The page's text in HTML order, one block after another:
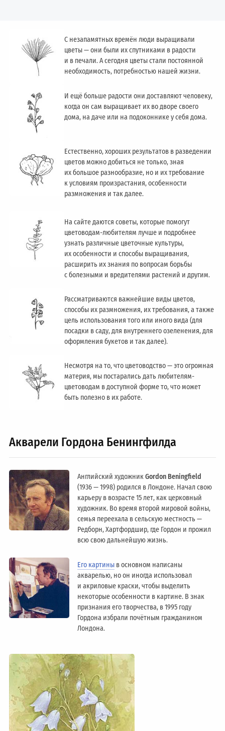
С незапамятных времён люди выращивали
цветы — они были их спутниками в радости
и в печали. А сегодня цветы стали постоянной
необходимость, потребностью нашей жизни.
И ещё больше радости они доставляют человеку,
когда он сам выращивает их во дворе своего
дома, на даче или на подоконнике у себя дома.
Естественно, хороших результатов в разведении
цветов можно добиться не только, зная
их большое разнообразие, но и их требование
к условиям произрастания, особенности
размножения и так далее.
На сайте даются советы, которые помогут
цветоводам-любителям лучше и подробнее
узнать различные цветочные культуры,
их особенности и способы выращивания,
расширить их знания по вопросам борьбы
с болезными и вредителями растений и другим.
Рассматриваются важнейшие виды цветов,
способы их размножения, их требования, а также
цель использования того или иного вида (для
посадки в саду, для внутреннего озеленения, для
оформления букетов и так далее).
Несмотря на то, что цветоводство — это огромная
материя, мы постарались дать любителям-
цветоводам в доступной форме то, что может
быть полезно в их работе.
Акварели Гордона Бенингфилда
Английский художникGordon Beningfield
(1936 — 1998) родился в Лондоне. Начал свою
карьеру в возрасте 15 лет, как церковный
художник. Во время второй мировой войны,
семья переехала в сельскую местность —
Редборн, Хартфордшир, где Гордон и прожил
всю свою дальнейшую жизнь.
Его картины в основном написаны
акварелью, но он иногда использовал
и акриловые краски, чтобы выделить
некоторые особенности в картине. В знак
признания его творчества, в 1995 году
Гордона избрали почётным гражданином
Лондонa.